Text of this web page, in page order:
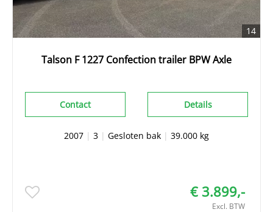
14
Talson F 1227 Confection trailer BPW Axle
Details
Contact
2007 | 3 | Gesloten bak | 39.000 kg
€ 3.899,-
Excl. BTW